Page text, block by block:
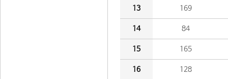
13 169
14 84
15 165
16 128